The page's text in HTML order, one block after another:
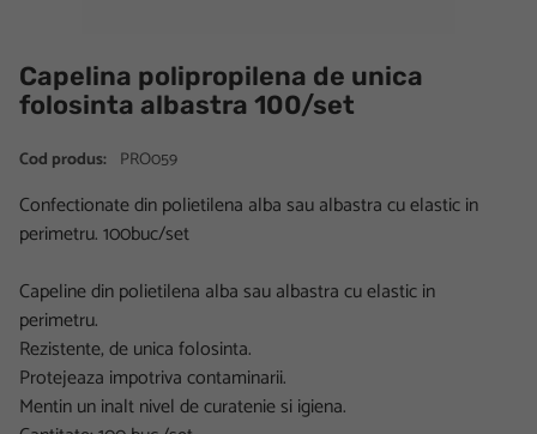
Capelina polipropilena de unica
folosinta albastra 100/set
Cod produs: PRO059
Confectionate din polietilena alba sau albastra cu elastic in
perimetru. 100buc/set
Capeline din polietilena alba sau albastra cu elastic in
perimetru.
Rezistente, de unica folosinta.
Protejeaza impotriva contaminarii.
Mentin un inalt nivel de curatenie si igiena.